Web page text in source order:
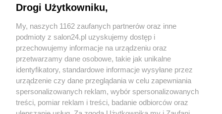
Sport
Społeczeństwo
Kultura
Drogi Użytkowniku,
My, naszych 1162 zaufanych partnerów oraz inne
podmioty z salon24.pl uzyskujemy dostęp i
przechowujemy informacje na urządzeniu oraz
przetwarzamy dane osobowe, takie jak unikalne
identyfikatory, standardowe informacje wysyłane przez
urządzenie czy dane przeglądania w celu zapewniania
spersonalizowanych reklam, wybór spersonalizowanych
treści, pomiar reklam i treści, badanie odbiorców oraz